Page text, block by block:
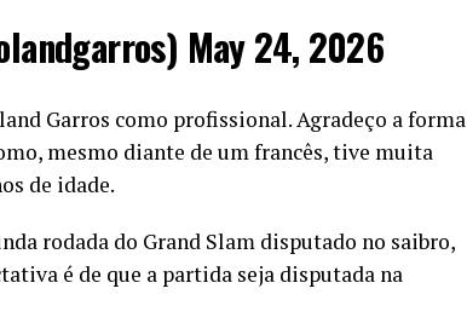
May 24, 2026
Garros como profissional. Agradeço a forma
mesmo diante de um francês, tive muita
de idade.
rodada do Grand Slam disputado no saibro,
é de que a partida seja disputada na